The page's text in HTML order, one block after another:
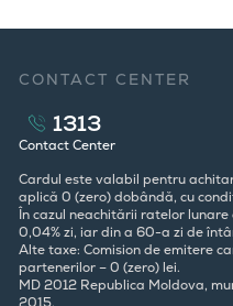
CONTACT CENTER
1313
Contact Center
Cardul este valabil pentru
aplică 0 (zero) dobândă, cu
În cazul neachitării ratelor
0,04% zi, iar din a 60-a zi de
Alte taxe: Comision de emitere
partenerilor – 0 (zero) lei.
MD 2012 Republica Moldova,